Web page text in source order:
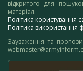
відкритого для
матеріал.
Політика користування
Політика використання
Зауваження та